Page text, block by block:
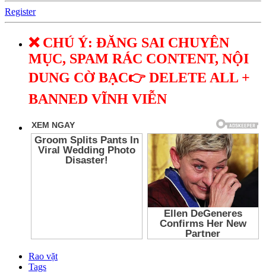
Register
❌ CHÚ Ý: ĐĂNG SAI CHUYÊN
MỤC, SPAM RÁC CONTENT, NỘI
DUNG CỜ BẠC👉 DELETE ALL +
BANNED VĨNH VIỄN
Rao vặt
Tags